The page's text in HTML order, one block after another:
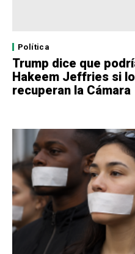
Política
Trump dice que
Hakeem Jeffries si
recuperan la Cámara